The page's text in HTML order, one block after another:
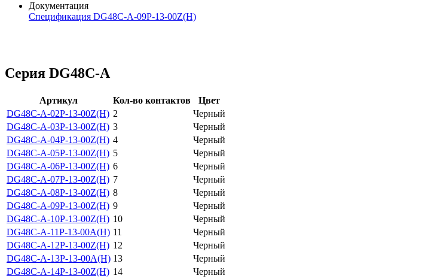
Документация
Спецификация DG48C-A-09P-13-00Z(H)
Серия DG48C-A
Артикул Кол-во контактов
Цвет
DG48C-A-02P-13-00Z(H) 2
Черный
DG48C-A-03P-13-00Z(H) 3
Черный
DG48C-A-04P-13-00Z(H) 4
Черный
DG48C-A-05P-13-00Z(H) 5
Черный
DG48C-A-06P-13-00Z(H) 6
Черный
DG48C-A-07P-13-00Z(H) 7
Черный
DG48C-A-08P-13-00Z(H) 8
Черный
DG48C-A-09P-13-00Z(H) 9
Черный
DG48C-A-10P-13-00Z(H) 10
Черный
DG48C-A-11P-13-00A(H) 11
Черный
DG48C-A-12P-13-00Z(H) 12
Черный
DG48C-A-13P-13-00A(H) 13
Черный
DG48C-A-14P-13-00Z(H) 14 Черный